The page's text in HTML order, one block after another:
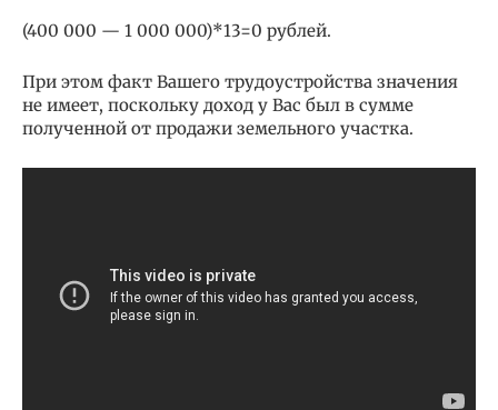
(400 000 — 1 000 000)*13=0 рублей.
При этом факт Вашего трудоустройства значения
не имеет, поскольку доход у Вас был в сумме
полученной от продажи земельного участка.